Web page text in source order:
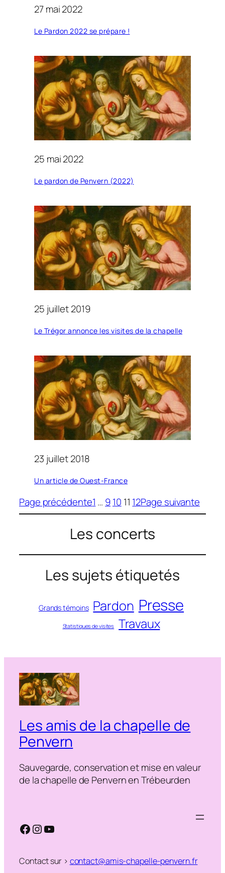
27 mai 2022
Le Pardon 2022 se prépare !
25 mai 2022
Le pardon de Penvern (2022)
25 juillet 2019
Le Trégor annonce les visites de la chapelle
23 juillet 2018
Un article de Ouest-France
Page précédente1 … 910 11 12Page suivante
Les concerts
Les sujets étiquetés
Grands témoins Pardon Presse
Statistiques de visites Travaux
Les amis de la chapelle de
Penvern
Sauvegarde, conservation et mise en valeur
de la chapelle de Penvern en Trébeurden
Facebook
Instagram
YouTube
Contact sur > contact@amis-chapelle-penvern.fr